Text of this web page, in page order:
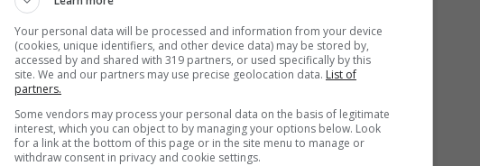
papà, perché ogni giorno dimostri che la
Mi hai insegnato davvero tanto. Ti adorerò
non c’è più
Your personal data will be processed and information from your device
(cookies, unique identifiers, and other device data) may be stored by,
accessed by and shared with 319 partners, or used specifically by this
site. We and our partners may use precise geolocation data. List of
partners.
Some vendors may process your personal data on the basis of legitimate
interest, which you can object to by managing your options below. Look
for a link at the bottom of this page or in the site menu to manage or
withdraw consent in privacy and cookie settings.